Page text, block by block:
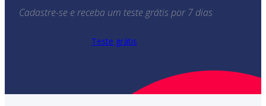
Cadastre-se e receba um teste grátis por 7 dias
Teste grátis